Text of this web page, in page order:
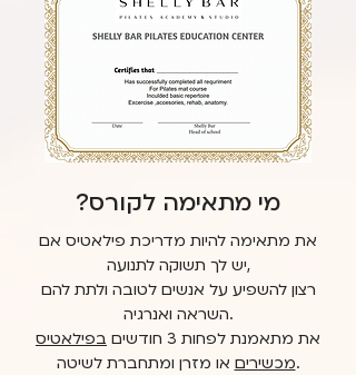
מי מתאימה לקורס?
את מתאימה להיות מדריכת פילאטיס אם
יש לך תשוקה לתנועה,
רצון להשפיע על אנשים לטובה ולתת להם
השראה ואנרגיה.
את מתאמנת לפחות 3 חודשים
בפילאטיס
מכשיריםאו מזרן ומתחברת לשיטה.